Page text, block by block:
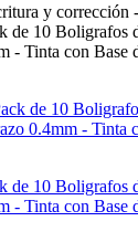
y corrección
de 10 Boligrafos
- Tinta con Base
de 10 Boligrafos
- Tinta con Base